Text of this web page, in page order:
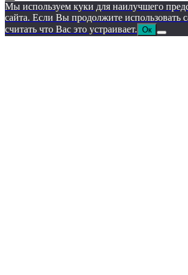
Мы используем куки для наилучшего
сайта. Если Вы продолжите использовать
считать что Вас это устраивает. Ок